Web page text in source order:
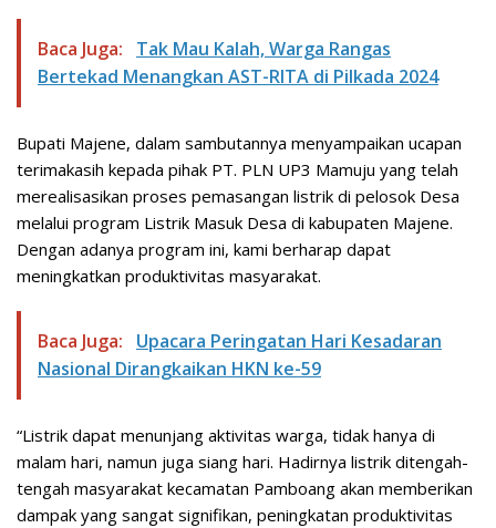
Baca Juga:
Tak Mau Kalah, Warga Rangas
Bertekad Menangkan AST-RITA di Pilkada 2024
Bupati Majene, dalam sambutannya menyampaikan ucapan
terimakasih kepada pihak PT. PLN UP3 Mamuju yang telah
merealisasikan proses pemasangan listrik di pelosok Desa
melalui program Listrik Masuk Desa di kabupaten Majene.
Dengan adanya program ini, kami berharap dapat
meningkatkan produktivitas masyarakat.
Baca Juga:
Upacara Peringatan Hari Kesadaran
Nasional Dirangkaikan HKN ke-59
“Listrik dapat menunjang aktivitas warga, tidak hanya di
malam hari, namun juga siang hari. Hadirnya listrik ditengah-
tengah masyarakat kecamatan Pamboang akan memberikan
dampak yang sangat signifikan, peningkatan produktivitas